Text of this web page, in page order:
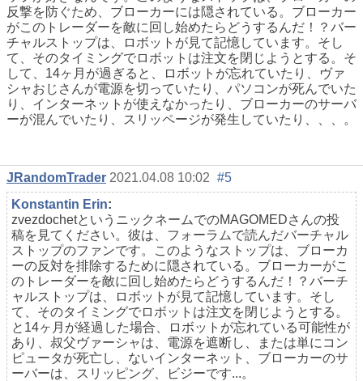
反撃を防ぐため、ブローカーには隠されている。ブローカー
がこのトレーダーを敵に回し始めたらどうするんだ！？バー
チャルストップは、ロボットが見て記憶しています。そし
て、そのタイミングでロボットは注文を閉じようとする。そ
して、14ヶ月が過ぎると、ロボットが忘れていたり、ヴァ
シャおじさんが電源を切っていたり、パソコンが死んでいた
り、インターネットが使えなかったり、ブローカーのサーバ
ーが混んでいたり、スリッページが発生していたり、、、。
JRandomTrader 2021.04.08 10:02 #5
Konstantin Erin:
zvezdochetというニックネームでのMAGOMEDさんの投
稿を見てください。彼は、フォーラムで読んだバーチャル
ストップのファンです。このようなストップは、ブローカ
ーの反対を排除するために隠されている。ブローカーがこ
のトレーダーを敵に回し始めたらどうするんだ！？バーチ
ャルストップは、ロボットが見て記憶しています。そし
て、そのタイミングでロボットは注文を閉じようとする。
と14ヶ月が経過した場合、ロボットが忘れている可能性が
あり、叔父ヴァーシャは、電源を遮断し、または単にコン
ピュータが死亡し、ないインターネット、ブローカーのサ
ーバーは、スリッピング、ビジーです...。